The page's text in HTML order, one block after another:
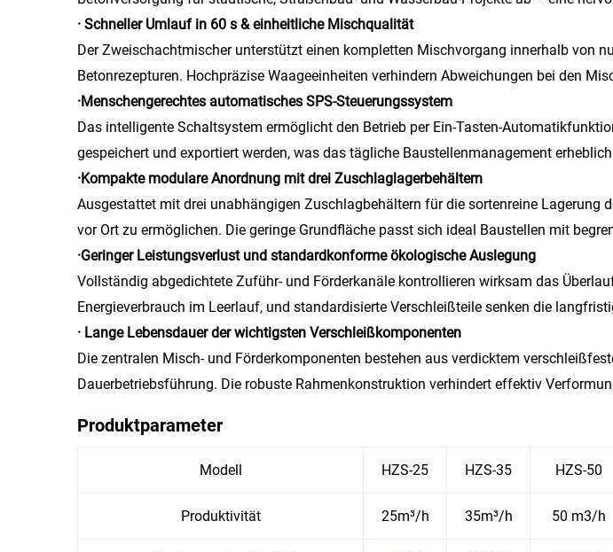
· Schneller Umlauf in 60 s & einheitliche Mischqualität
Der Zweischachtmischer unterstützt einen kompletten Mischvorgang innerhalb von
Betonrezepturen. Hochpräzise Waageeinheiten verhindern Abweichungen bei den
·Menschengerechtes automatisches SPS-Steuerungssystem
Das intelligente Schaltsystem ermöglicht den Betrieb per Ein-Tasten-
gespeichert und exportiert werden, was das tägliche Baustellenmanagement
·Kompakte modulare Anordnung mit drei Zuschlaglagerbehältern
Ausgestattet mit drei unabhängigen Zuschlagbehältern für die sortenreine
vor Ort zu ermöglichen. Die geringe Grundfläche passt sich ideal Baustellen mit
·Geringer Leistungsverlust und standardkonforme ökologische Auslegung
Vollständig abgedichtete Zuführ- und Förderkanäle kontrollieren wirksam das
Energieverbrauch im Leerlauf, und standardisierte Verschleißteile senken die
· Lange Lebensdauer der wichtigsten Verschleißkomponenten
Die zentralen Misch- und Förderkomponenten bestehen aus verdicktem
Dauerbetriebsführung. Die robuste Rahmenkonstruktion verhindert effektiv
Produktparameter
Modell HZS-25 HZS-35 HZS-50
Produktivität 25m³/h 35m³/h 50 m3/h